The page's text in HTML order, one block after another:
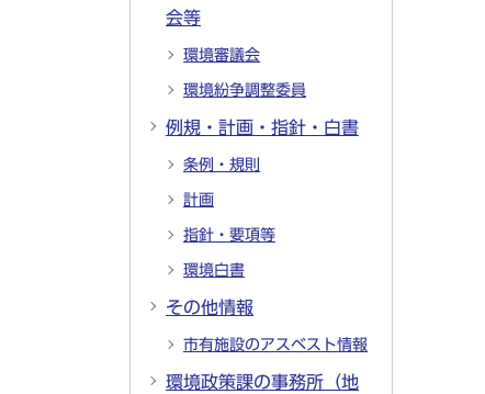
会等
環境審議会
環境紛争調整委員
例規・計画・指針・白書
条例・規則
計画
指針・要項等
環境白書
その他情報
市有施設のアスベスト情報
環境政策課の事務所（地